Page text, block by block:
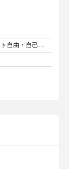
週2日以上 1日7時間以上 シフト自由・自己申告